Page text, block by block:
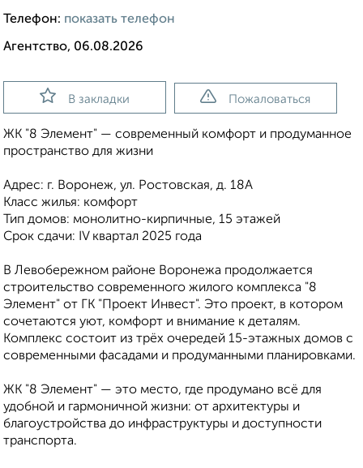
Телефон: показать телефон
Агентство, 06.08.2026
В закладки Пожаловаться
ЖК "8 Элемент" — современный комфорт и продуманное
пространство для жизни
Адрес: г. Воронеж, ул. Ростовская, д. 18А
Класс жилья: комфорт
Тип домов: монолитно-кирпичные, 15 этажей
Срок сдачи: IV квартал 2025 года
В Левобережном районе Воронежа продолжается
строительство современного жилого комплекса "8
Элемент" от ГК "Проект Инвест". Это проект, в котором
сочетаются уют, комфорт и внимание к деталям.
Комплекс состоит из трёх очередей 15-этажных домов с
современными фасадами и продуманными планировками.
ЖК "8 Элемент" — это место, где продумано всё для
удобной и гармоничной жизни: от архитектуры и
благоустройства до инфраструктуры и доступности
транспорта.